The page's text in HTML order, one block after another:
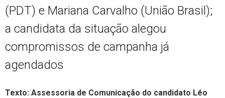
(PDT) e Mariana Carvalho (União Brasil);
a candidata da situação alegou
compromissos de campanha já
agendados
Texto: Assessoria de Comunicação do candidato Léo